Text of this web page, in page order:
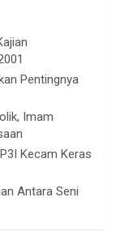
Pentingnya
Imam
Kecam Keras
Antara Seni